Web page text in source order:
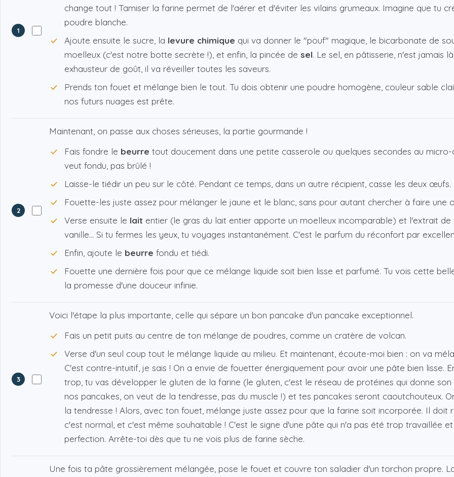
1
change tout ! Tamiser la farine permet de l'aérer et d'éviter les vilains grumeaux. Imagine que tu
poudre blanche.
Ajoute ensuite le sucre, la levure chimique qui va donner le "pouf" magique, le bicarbonate de
moelleux (c'est notre botte secrète !), et enfin, la pincée de sel. Le sel, en pâtisserie, n'est jamais
exhausteur de goût, il va réveiller toutes les saveurs.
Prends ton fouet et mélange bien le tout. Tu dois obtenir une poudre homogène, couleur sable
nos futurs nuages est prête.
2
Maintenant, on passe aux choses sérieuses, la partie gourmande !
Fais fondre le beurre tout doucement dans une petite casserole ou quelques secondes au
veut fondu, pas brûlé !
Laisse-le tiédir un peu sur le côté. Pendant ce temps, dans un autre récipient, casse les deux œufs.
Fouette-les juste assez pour mélanger le jaune et le blanc, sans pour autant chercher à faire une
Verse ensuite le lait entier (le gras du lait entier apporte un moelleux incomparable) et l'extrait de
vanille... Si tu fermes les yeux, tu voyages instantanément. C'est le parfum du réconfort par
Enfin, ajoute le beurre fondu et tiédi.
Fouette une dernière fois pour que ce mélange liquide soit bien lisse et parfumé. Tu vois cette
la promesse d'une douceur infinie.
3
Voici l'étape la plus importante, celle qui sépare un bon pancake d'un pancake exceptionnel.
Fais un petit puits au centre de ton mélange de poudres, comme un cratère de volcan.
Verse d'un seul coup tout le mélange liquide au milieu. Et maintenant, écoute-moi bien : on va
C'est contre-intuitif, je sais ! On a envie de fouetter énergiquement pour avoir une pâte bien lisse.
trop, tu vas développer le gluten de la farine (le gluten, c'est le réseau de protéines qui donne son
nos pancakes, on veut de la tendresse, pas du muscle !) et tes pancakes seront caoutchouteux.
la tendresse ! Alors, avec ton fouet, mélange juste assez pour que la farine soit incorporée. Il doit
c'est normal, et c'est même souhaitable ! C'est le signe d'une pâte qui n'a pas été trop travaillée
perfection. Arrête-toi dès que tu ne vois plus de farine sèche.
Une fois ta pâte grossièrement mélangée, pose le fouet et couvre ton saladier d'un torchon propre.